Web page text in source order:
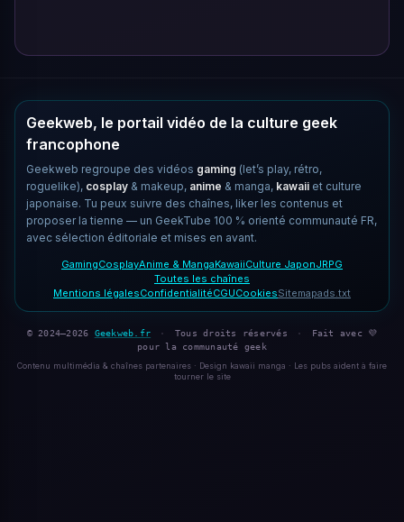
Geekweb, le portail vidéo de la culture geek
francophone
Geekweb regroupe des vidéos gaming (let’s play, rétro,
roguelike), cosplay & makeup, anime & manga, kawaii et culture
japonaise. Tu peux suivre des chaînes, liker les contenus et
proposer la tienne — un GeekTube 100 % orienté communauté FR,
avec sélection éditoriale et mises en avant.
GamingCosplayAnime & MangaKawaiiCulture JaponJRPG
Toutes les chaînes
Mentions légalesConfidentialitéCGUCookiesSitemapads.txt
© 2024–2026 Geekweb.fr · Tous droits réservés ·
Fait avec 💜
pour la communauté geek
Contenu multimédia & chaînes partenaires · Design kawaii manga · Les pubs aident à faire
tourner le site